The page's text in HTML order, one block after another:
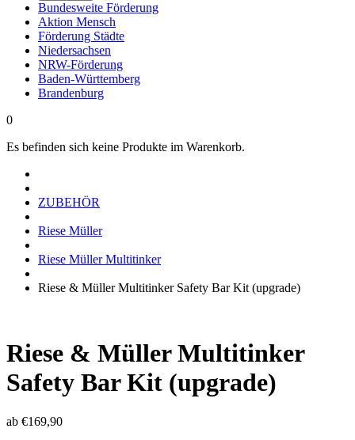
Bundesweite Förderung
Aktion Mensch
Förderung Städte
Niedersachsen
NRW-Förderung
Baden-Württemberg
Brandenburg
0
Es befinden sich keine Produkte im Warenkorb.
ZUBEHÖR
Riese Müller
Riese Müller Multitinker
Riese & Müller Multitinker Safety Bar Kit (upgrade)
Riese & Müller Multitinker
Safety Bar Kit (upgrade)
ab €169,90